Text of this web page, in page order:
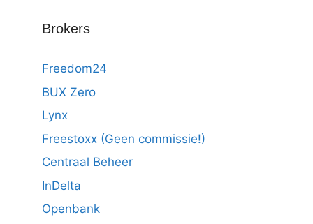
Brokers
Freedom24
BUX Zero
Lynx
Freestoxx (Geen commissie!)
Centraal Beheer
InDelta
Openbank